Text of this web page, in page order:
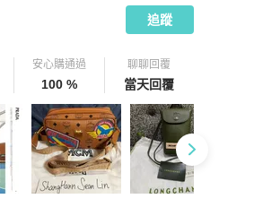
追蹤
安心購通過
100 %
聊聊回覆
當天回覆